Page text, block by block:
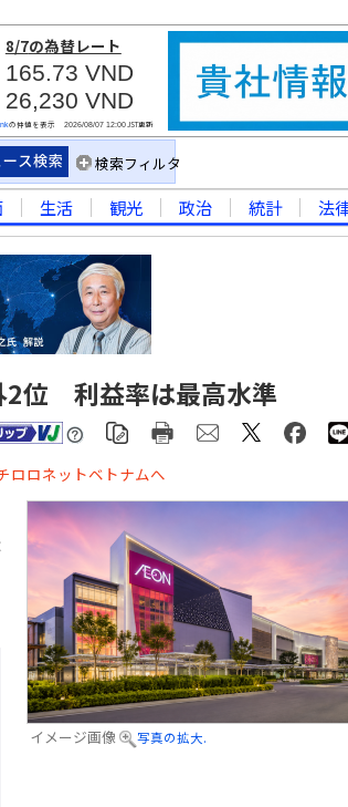
8/7の為替レート
165.73 VND
26,230 VND
の仲値を表示 2026/08/07 12:00JST更新
検索フィルタ
生活 観光 政治 統計 法
2位 利益率は最高水準
ロロネットベトナムへ
イメージ画像 写真の拡大.